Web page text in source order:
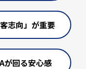
志向」が重要
回る安心感